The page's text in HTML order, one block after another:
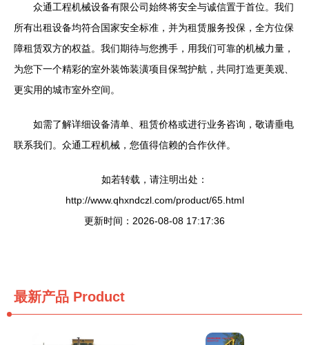
众通工程机械设备有限公司始终将安全与诚信置于首位。我们
所有出租设备均符合国家安全标准，并为租赁服务投保，全方位保
障租赁双方的权益。我们期待与您携手，用我们可靠的机械力量，
为您下一个精彩的室外装饰装潢项目保驾护航，共同打造更美观、
更实用的城市室外空间。
如需了解详细设备清单、租赁价格或进行业务咨询，敬请垂电
联系我们。众通工程机械，您值得信赖的合作伙伴。
如若转载，请注明出处：
http://www.qhxndczl.com/product/65.html
更新时间：2026-08-08 17:17:36
最新产品 Product